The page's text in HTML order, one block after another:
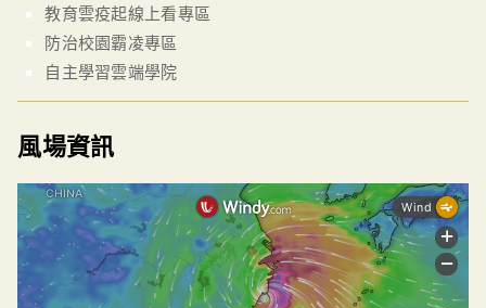
教育雲疫起線上看專區
防治校園霸凌專區
自主學習雲端學院
風場資訊